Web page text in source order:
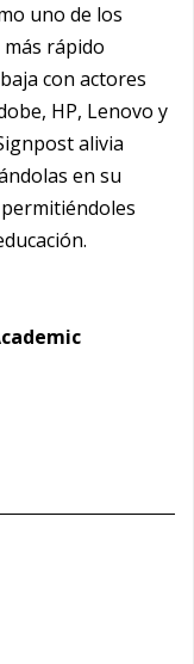
uno de los
rápido
con actores
HP, Lenovo y
alivia
en su